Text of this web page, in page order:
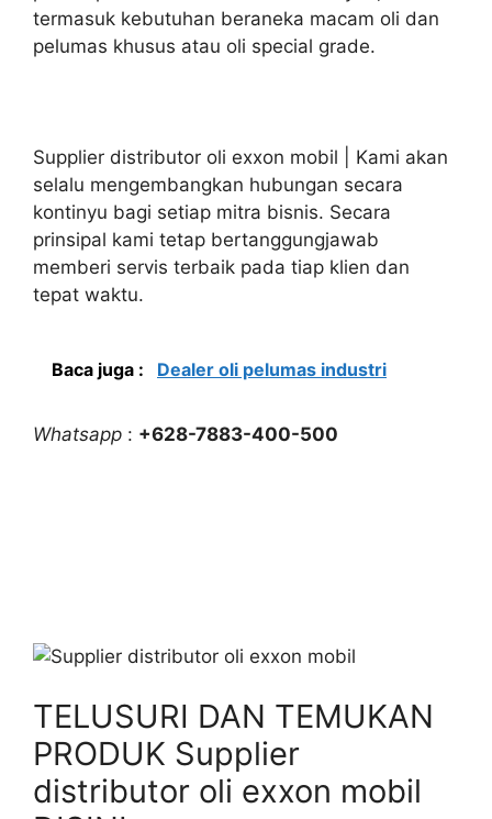
termasuk kebutuhan beraneka macam oli dan
pelumas khusus atau oli special grade.
Supplier distributor oli exxon mobil | Kami akan
selalu mengembangkan hubungan secara
kontinyu bagi setiap mitra bisnis. Secara
prinsipal kami tetap bertanggungjawab
memberi servis terbaik pada tiap klien dan
tepat waktu.
Baca juga : Dealer oli pelumas industri
Whatsapp : +628-7883-400-500
TELUSURI DAN TEMUKAN
PRODUK Supplier
distributor oli exxon mobil